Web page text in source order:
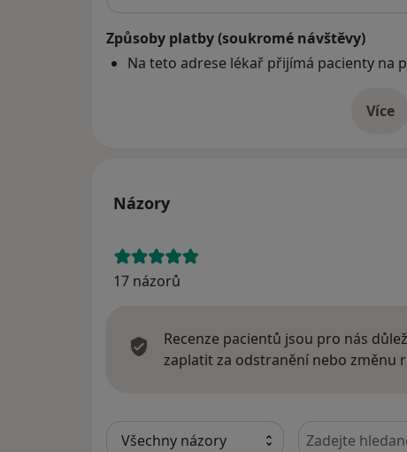
Způsoby platby (soukromé návštěvy)
Na teto adrese lékař přijímá pacienty na
Více
o
Názory
17 názorů
Recenze pacientů jsou pro nás
zaplatit za odstranění nebo změnu
Hledejte v